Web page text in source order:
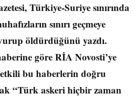
Türkiye-Suriye sınırında
sınırı geçmeye
öldürdüğünü yazdı.
göre RİA Novosti’ye
bu haberlerin doğru
“Türk askeri hiçbir zaman